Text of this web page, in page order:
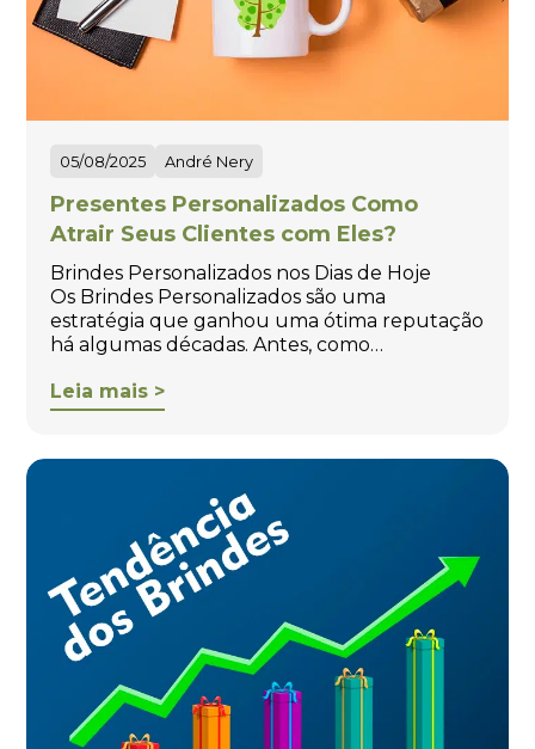
05/08/2025 André Nery
Presentes Personalizados Como
Atrair Seus Clientes com Eles?
Brindes Personalizados nos Dias de Hoje
Os Brindes Personalizados são uma
estratégia que ganhou uma ótima reputação
há algumas décadas. Antes, como…
Leia mais >